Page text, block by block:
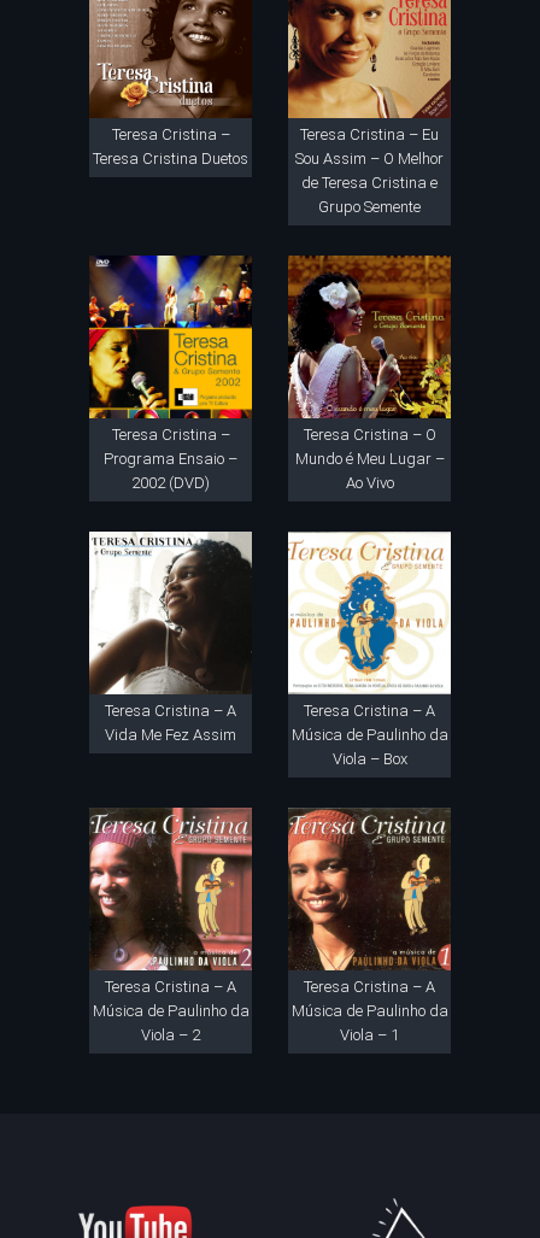
Teresa Cristina –
Teresa Cristina Duetos
Teresa Cristina – Eu
Sou Assim – O Melhor
de Teresa Cristina e
Grupo Semente
Teresa Cristina –
Programa Ensaio –
2002 (DVD)
Teresa Cristina – O
Mundo é Meu Lugar –
Ao Vivo
Teresa Cristina – A
Vida Me Fez Assim
Teresa Cristina – A
Música de Paulinho da
Viola – Box
Teresa Cristina – A
Música de Paulinho da
Viola – 2
Teresa Cristina – A
Música de Paulinho da
Viola – 1